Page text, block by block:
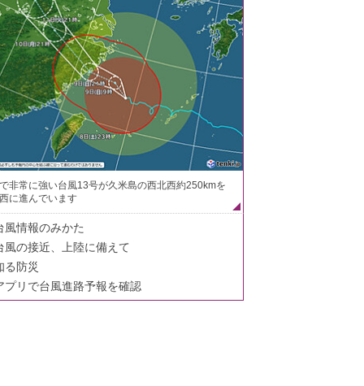
非常に強い台風13号が久米島の西北西約250kmを
に進んでいます
風情報のみかた
風の接近、上陸に備えて
る防災
プリで台風進路予報を確認